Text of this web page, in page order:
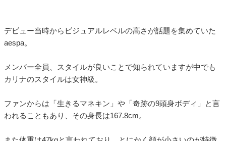
デビュー当時からビジュアルレベルの高さが話題を集めていた
aespa。
メンバー全員、スタイルが良いことで知られていますが中でも
カリナのスタイルは女神級。
ファンからは「生きるマネキン」や「奇跡の9頭身ボディ」と言
われることもあり、その身長は167.8cm。